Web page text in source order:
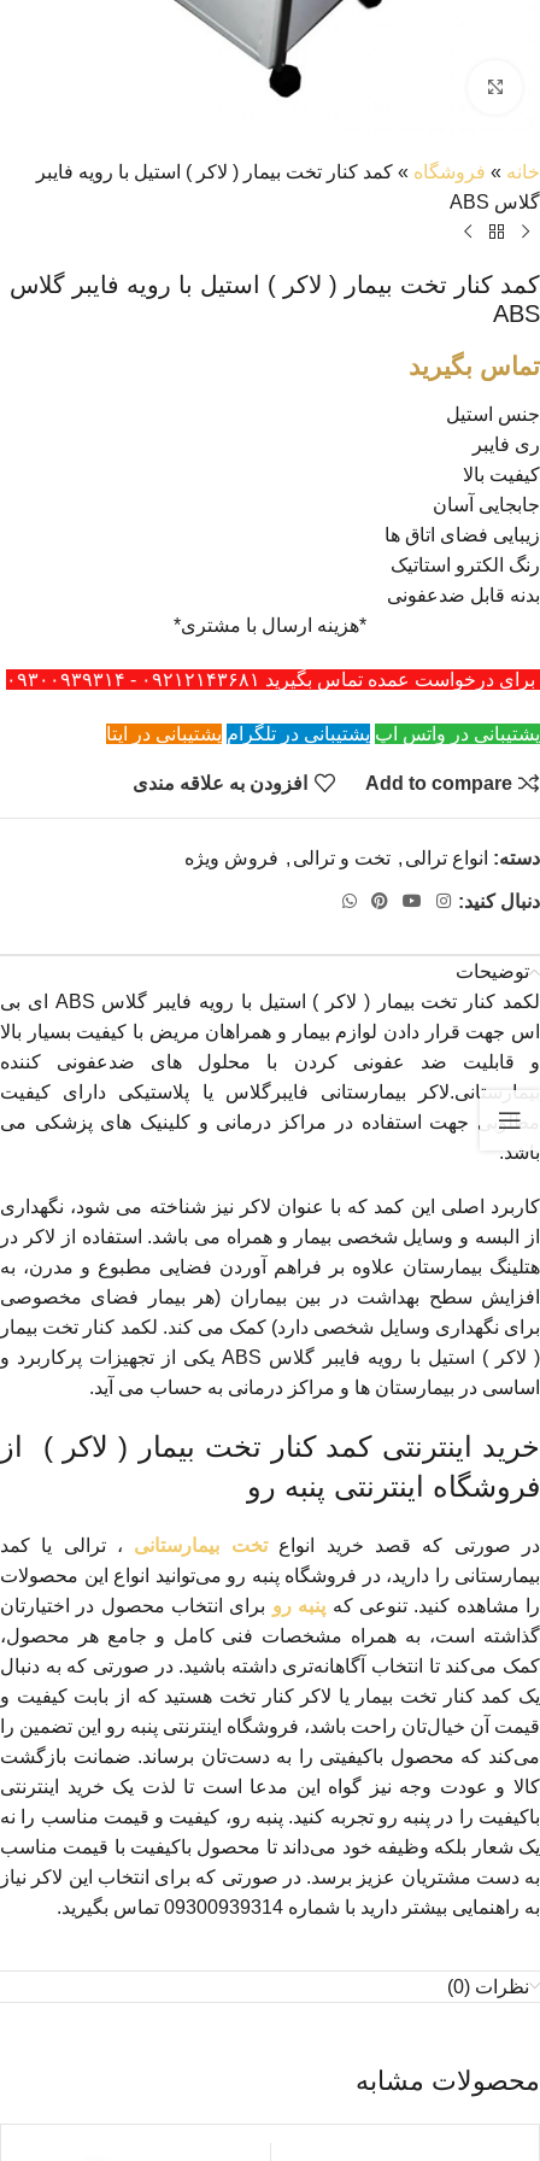
خانه » فروشگاه » کمد کنار تخت بیمار ( لاکر ) استیل با رویه فایبر
گلاس ABS
کمد کنار تخت بیمار ( لاکر ) استیل با رویه فایبر گلاس
ABS
تماس بگیرید
جنس استیل
ری فایبر
کیفیت بالا
جابجایی آسان
زیبایی فضای اتاق ها
رنگ الکترو استاتیک
بدنه قابل ضدعفونی
*هزینه ارسال با مشتری*
برای درخواست عمده تماس بگیرید ۰۹۲۱۲۱۴۳۶۸۱ - ۰۹۳۰۰۹۳۹۳۱۴
پشتیبانی در واتس اپ پشتیبانی در تلگرام پشتیبانی در ایتا
Add to compare افزودن به علاقه مندی
دسته: انواع ترالی , تخت و ترالی , فروش ویژه
دنبال کنید:
توضیحات
لکمد کنار تخت بیمار ( لاکر ) استیل با رویه فایبر گلاس ABS ای بی
اس جهت قرار دادن لوازم بیمار و همراهان مریض با کیفیت بسیار بالا
و قابلیت ضد عفونی کردن با محلول های ضدعفونی کننده
بیمارستانی.لاکر بیمارستانی فایبرگلاس یا پلاستیکی دارای کیفیت
مطلوبی جهت استفاده در مراکز درمانی و کلینیک های پزشکی می
باشد.
کاربرد اصلی این کمد که با عنوان لاکر نیز شناخته می شود، نگهداری
از البسه و وسایل شخصی بیمار و همراه می باشد. استفاده از لاکر در
هتلینگ بیمارستان علاوه بر فراهم آوردن فضایی مطبوع و مدرن، به
افزایش سطح بهداشت در بین بیماران (هر بیمار فضای مخصوصی
برای نگهداری وسایل شخصی دارد) کمک می کند. لکمد کنار تخت بیمار
( لاکر ) استیل با رویه فایبر گلاس ABS یکی از تجهیزات پرکاربرد و
اساسی در بیمارستان ها و مراکز درمانی به حساب می آید.
خرید اینترنتی کمد کنار تخت بیمار ( لاکر ) از
فروشگاه اینترنتی پنبه رو
در صورتی که قصد خرید انواع تخت بیمارستانی ، ترالی یا کمد
بیمارستانی را دارید، در فروشگاه پنبه رو می‌توانید انواع این محصولات
را مشاهده کنید. تنوعی که پنبه رو برای انتخاب محصول در اختیارتان
گذاشته است، به همراه مشخصات فنی کامل و جامع هر محصول،
کمک می‌کند تا انتخاب آگاهانه‌تری داشته باشید. در صورتی که به دنبال
یک کمد کنار تخت بیمار یا لاکر کنار تخت هستید که از بابت کیفیت و
قیمت آن خیال‌تان راحت باشد، فروشگاه اینترنتی پنبه رو این تضمین را
می‌کند که محصول باکیفیتی را به دست‌تان برساند. ضمانت بازگشت
کالا و عودت وجه نیز گواه این مدعا است تا لذت یک خرید اینترنتی
باکیفیت را در پنبه رو تجربه کنید. پنبه رو، کیفیت و قیمت مناسب را نه
یک شعار بلکه وظیفه خود می‌داند تا محصول باکیفیت با قیمت مناسب
به دست مشتریان عزیز برسد. در صورتی که برای انتخاب این لاکر نیاز
به راهنمایی بیشتر دارید با شماره 09300939314 تماس بگیرید.
نظرات (0)
محصولات مشابه